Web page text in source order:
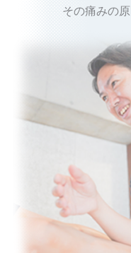
その痛みの